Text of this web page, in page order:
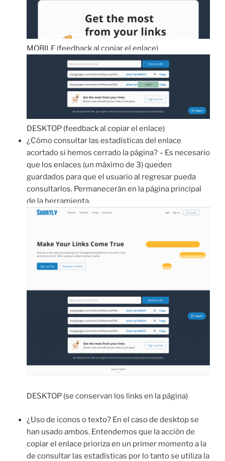
MOBILE (feedback al copiar el enlace)
DESKTOP (feedback al copiar el enlace)
¿Cómo consultar las estadísticas del enlace
acortado si hemos cerrado la página? – Es necesario
que los enlaces (un máximo de 3) queden
guardados para que el usuario al regresar pueda
consultarlos. Permanecerán en la página principal
de la herramienta.
DESKTOP (se conservan los links en la página)
¿Uso de iconos o texto? En el caso de desktop se
han usado ambos. Entendemos que la acción de
copiar el enlace prioriza en un primer momento a la
de consultar las estadísticas por lo tanto se utiliza la